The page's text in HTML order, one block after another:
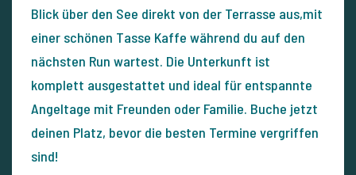
Blick über den See direkt von der Terrasse aus,mit
einer schönen Tasse Kaffe während du auf den
nächsten Run wartest. Die Unterkunft ist
komplett ausgestattet und ideal für entspannte
Angeltage mit Freunden oder Familie. Buche jetzt
deinen Platz, bevor die besten Termine vergriffen
sind!